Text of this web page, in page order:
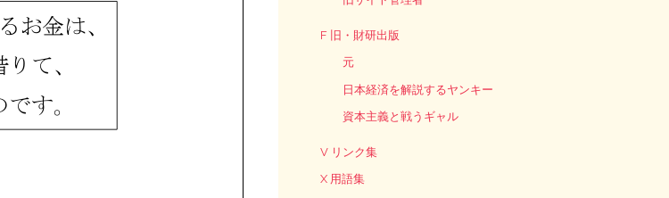
F 旧・財研出版
元
日本経済を解説するヤンキー
資本主義と戦うギャル
V リンク集
X 用語集